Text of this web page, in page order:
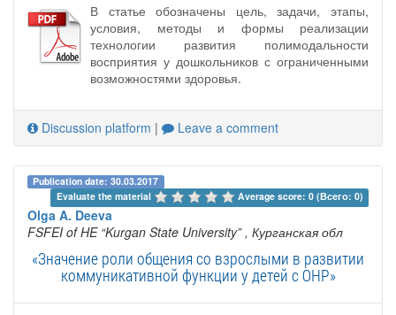
В статье обозначены цель, задачи, этапы,
условия, методы и формы реализации
технологии развития полимодальности
восприятия у дошкольников с ограниченными
возможностями здоровья.
Discussion platform | Leave a comment
Publication date: 30.03.2017
Evaluate the material
Average score: 0 (Всего: 0)
Olga A. Deeva
FSFEI of HE “Kurgan State University” , Курганская обл
«Значение роли общения со взрослыми в развитии
коммуникативной функции у детей с ОНР»